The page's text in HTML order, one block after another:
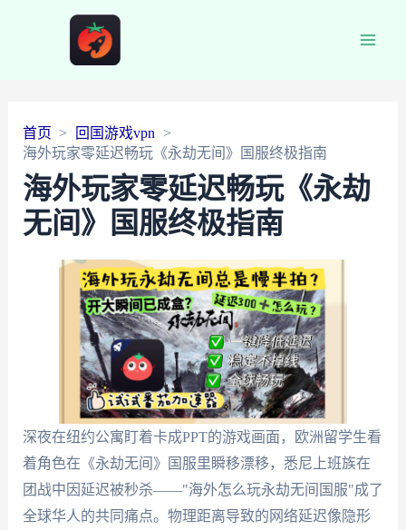
首页
回国游戏vpn
海外玩家零延迟畅玩《永劫无间》国服终极指南
海外玩家零延迟畅玩《永劫
无间》国服终极指南
深夜在纽约公寓盯着卡成PPT的游戏画面，欧洲留学生看
着角色在《永劫无间》国服里瞬移漂移，悉尼上班族在
团战中因延迟被秒杀——"海外怎么玩永劫无间国服"成了
全球华人的共同痛点。物理距离导致的网络延迟像隐形